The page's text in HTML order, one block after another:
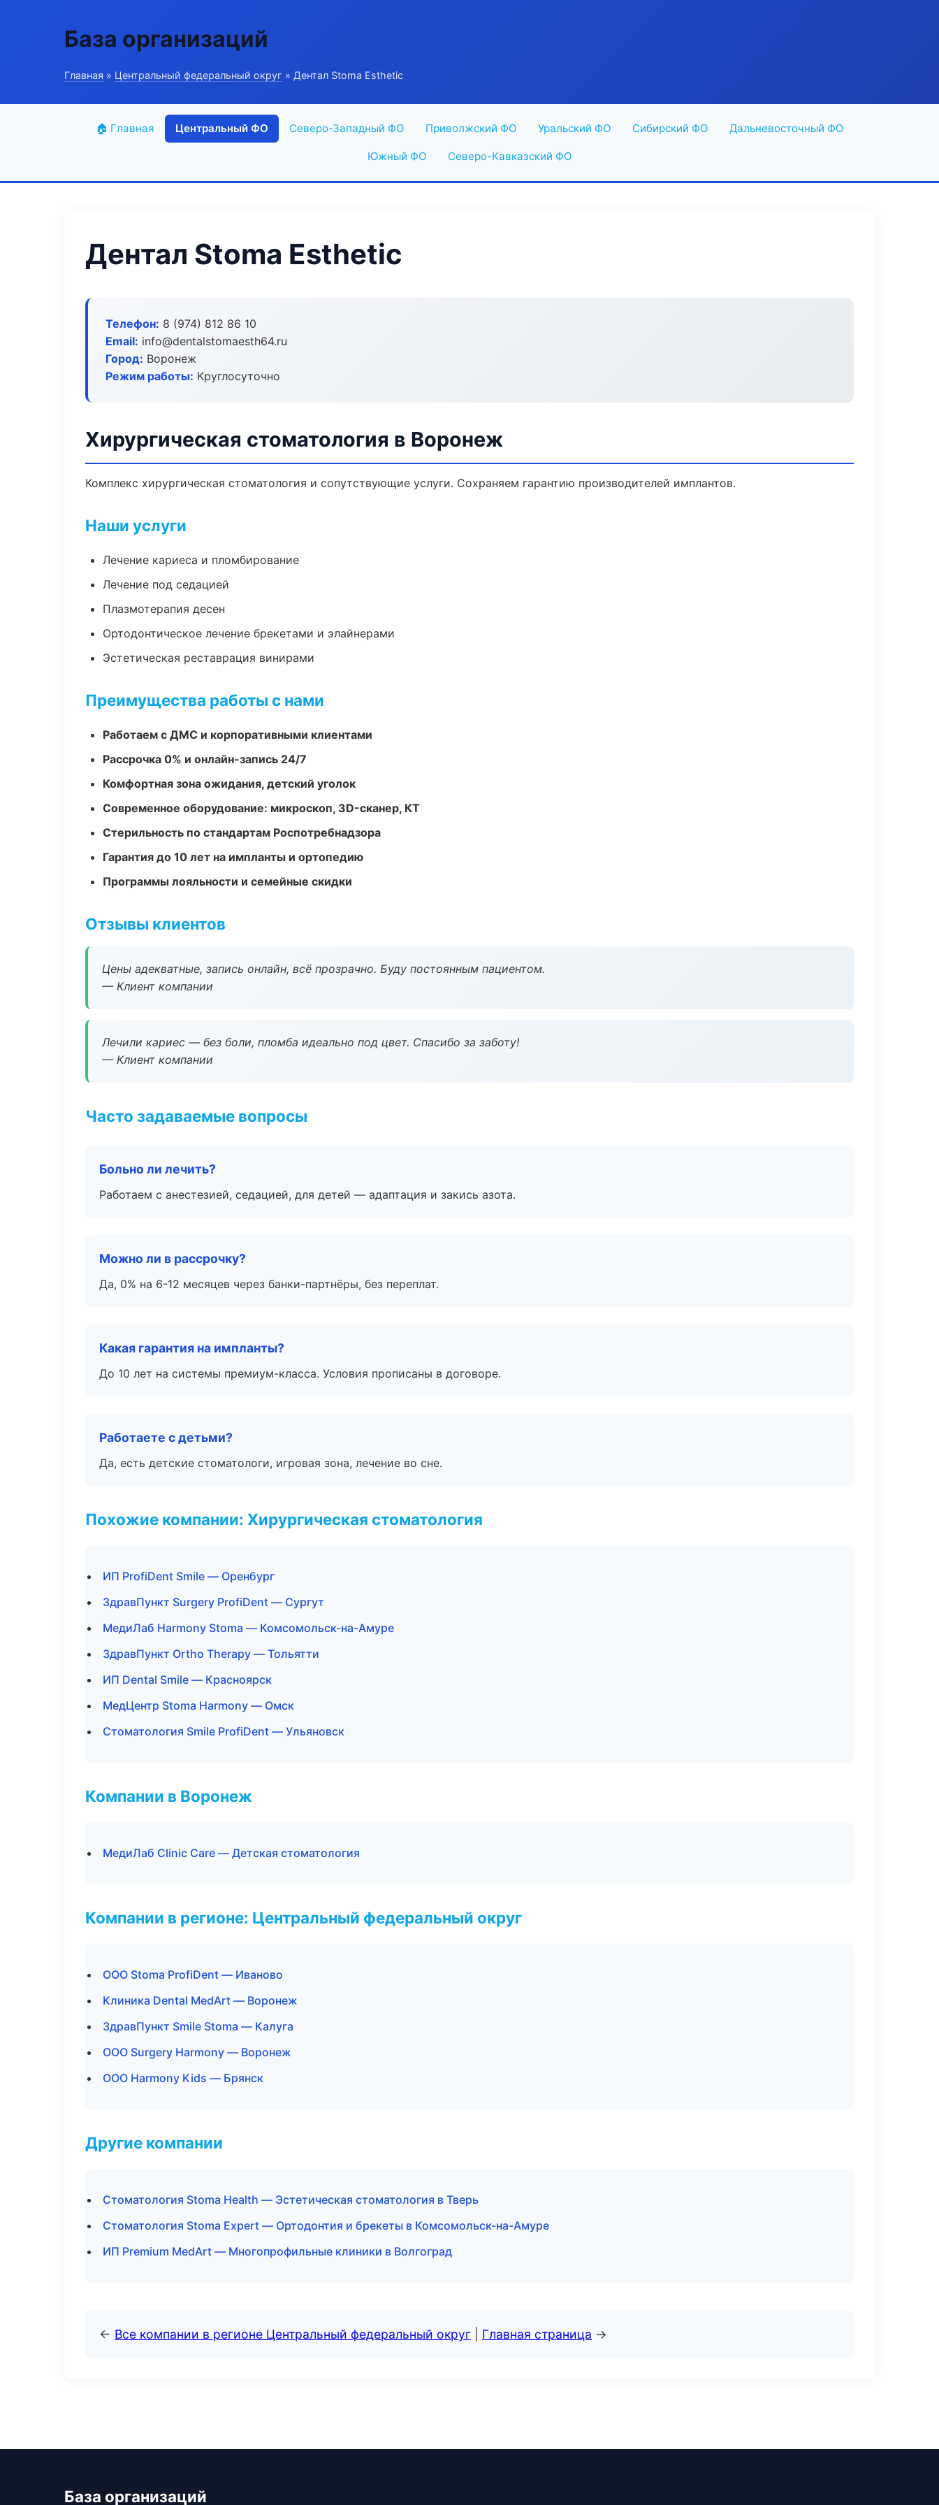
База организаций
Главная » Центральный федеральный округ » Дентал Stoma Esthetic
🏠 Главная Центральный ФО Северо-Западный ФО Приволжский ФО Уральский ФО Сибирский ФО Дальневосточный ФО
Южный ФО Северо-Кавказский ФО
Дентал Stoma Esthetic
Телефон: 8 (974) 812 86 10
Email: info@dentalstomaesth64.ru
Город: Воронеж
Режим работы: Круглосуточно
Хирургическая стоматология в Воронеж
Комплекс хирургическая стоматология и сопутствующие услуги. Сохраняем гарантию производителей имплантов.
Наши услуги
Лечение кариеса и пломбирование
Лечение под седацией
Плазмотерапия десен
Ортодонтическое лечение брекетами и элайнерами
Эстетическая реставрация винирами
Преимущества работы с нами
Работаем с ДМС и корпоративными клиентами
Рассрочка 0% и онлайн-запись 24/7
Комфортная зона ожидания, детский уголок
Современное оборудование: микроскоп, 3D-сканер, КТ
Стерильность по стандартам Роспотребнадзора
Гарантия до 10 лет на импланты и ортопедию
Программы лояльности и семейные скидки
Отзывы клиентов
Цены адекватные, запись онлайн, всё прозрачно. Буду постоянным пациентом.
— Клиент компании
Лечили кариес — без боли, пломба идеально под цвет. Спасибо за заботу!
— Клиент компании
Часто задаваемые вопросы
Больно ли лечить?
Работаем с анестезией, седацией, для детей — адаптация и закись азота.
Можно ли в рассрочку?
Да, 0% на 6-12 месяцев через банки-партнёры, без переплат.
Какая гарантия на импланты?
До 10 лет на системы премиум-класса. Условия прописаны в договоре.
Работаете с детьми?
Да, есть детские стоматологи, игровая зона, лечение во сне.
Похожие компании: Хирургическая стоматология
ИП ProfiDent Smile — Оренбург
ЗдравПункт Surgery ProfiDent — Сургут
МедиЛаб Harmony Stoma — Комсомольск-на-Амуре
ЗдравПункт Ortho Therapy — Тольятти
ИП Dental Smile — Красноярск
МедЦентр Stoma Harmony — Омск
Стоматология Smile ProfiDent — Ульяновск
Компании в Воронеж
МедиЛаб Clinic Care — Детская стоматология
Компании в регионе: Центральный федеральный округ
ООО Stoma ProfiDent — Иваново
Клиника Dental MedArt — Воронеж
ЗдравПункт Smile Stoma — Калуга
ООО Surgery Harmony — Воронеж
ООО Harmony Kids — Брянск
Другие компании
Стоматология Stoma Health — Эстетическая стоматология в Тверь
Стоматология Stoma Expert — Ортодонтия и брекеты в Комсомольск-на-Амуре
ИП Premium MedArt — Многопрофильные клиники в Волгоград
← Все компании в регионе Центральный федеральный округ Главная страница →
База организаций